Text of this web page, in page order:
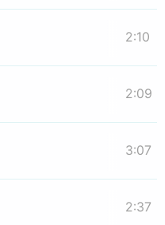
2:10
2:09
3:07
2:37